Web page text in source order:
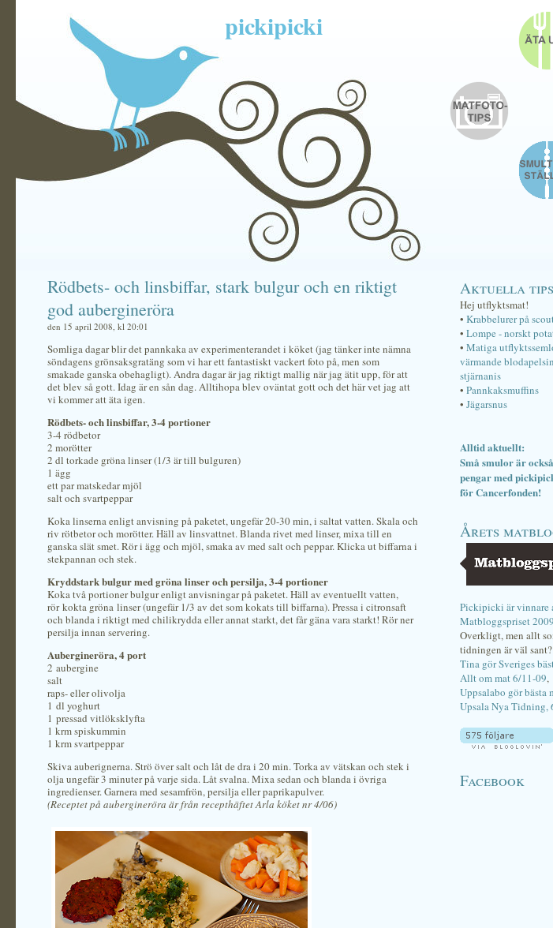
pickipicki
Rödbets- och linsbiffar, stark bulgur och en riktigt
god aubergineröra
den 15 april 2008, kl 20:01
Somliga dagar blir det pannkaka av experimenterandet i köket (jag tänker inte nämna
söndagens grönsaksgratäng som vi har ett fantastiskt vackert foto på, men som
smakade ganska obehagligt). Andra dagar är jag riktigt mallig när jag ätit upp, för att
det blev så gott. Idag är en sån dag. Alltihopa blev oväntat gott och det här vet jag att
vi kommer att äta igen.
Rödbets- och linsbiffar, 3-4 portioner
3-4 rödbetor
2 morötter
2 dl torkade gröna linser (1/3 är till bulguren)
1 ägg
ett par matskedar mjöl
salt och svartpeppar
Koka linserna enligt anvisning på paketet, ungefär 20-30 min, i saltat vatten. Skala och
riv rötbetor och morötter. Häll av linsvattnet. Blanda rivet med linser, mixa till en
ganska slät smet. Rör i ägg och mjöl, smaka av med salt och peppar. Klicka ut biffarna i
stekpannan och stek.
Kryddstark bulgur med gröna linser och persilja, 3-4 portioner
Koka två portioner bulgur enligt anvisningar på paketet. Häll av eventuellt vatten,
rör kokta gröna linser (ungefär 1/3 av det som kokats till biffarna). Pressa i citronsaft
och blanda i riktigt med chilikrydda eller annat starkt, det får gäna vara starkt! Rör ner
persilja innan servering.
Aubergineröra, 4 port
2 aubergine
salt
raps- eller olivolja
1 dl yoghurt
1 pressad vitlöksklyfta
1 krm spiskummin
1 krm svartpeppar
Skiva auberignerna. Strö över salt och låt de dra i 20 min. Torka av vätskan och stek i
olja ungefär 3 minuter på varje sida. Låt svalna. Mixa sedan och blanda i övriga
ingredienser. Garnera med sesamfrön, persilja eller paprikapulver.
(Receptet på aubergineröra är från recepthäftet Arla köket nr 4/06)
Aktuella tips
Hej utflyktsmat!
• Krabbelurer på
• Lompe - norskt
• Matiga
värmande
stjärnanis
• Pannkaksmuffins
• Jägarsnus
Alltid aktuellt:
Små smulor är
pengar med
för Cancerfonden!
Årets
Pickipicki är vinnare
Matbloggspriset
Overkligt, men allt
tidningen är väl sant?
Tina gör Sveriges
Allt om mat 6/11-09,
Uppsalabo gör bästa
Upsala Nya Tidning,
Facebook